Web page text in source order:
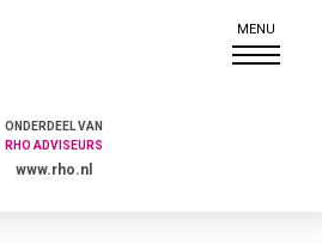
ONDERDEEL VAN
RHO ADVISEURS
www.rho.nl